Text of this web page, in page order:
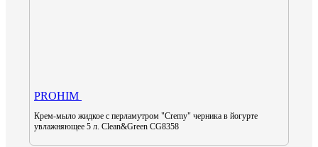
PROHIM
Крем-мыло жидкое с перламутром "Cremy" черника в йогурте
увлажняющее 5 л. Clean&Green CG8358